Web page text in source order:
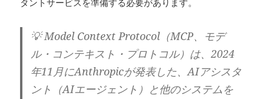
タントサービスを準備する必要があります。
💡 Model Context Protocol（MCP、モデ
ル・コンテキスト・プロトコル）は、2024
年11月にAnthropicが発表した、AIアシスタ
ント（AIエージェント）と他のシステムを